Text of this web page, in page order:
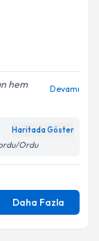
hem
Devamı
Haritada Göster
Ordu
Daha Fazla